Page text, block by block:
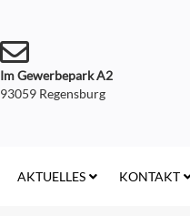
Im Gewerbepark A2
93059 Regensburg
AKTUELLES KONTAKT